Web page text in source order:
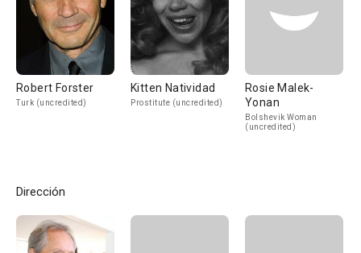
Robert Forster
Turk (uncredited)
Kitten Natividad
Prostitute (uncredited)
Rosie Malek-
Yonan
Bolshevik Woman
(uncredited)
Dirección